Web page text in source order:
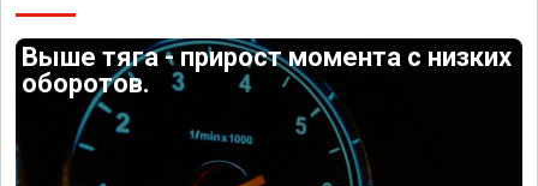
Выше тяга - прирост момента с низких
оборотов.